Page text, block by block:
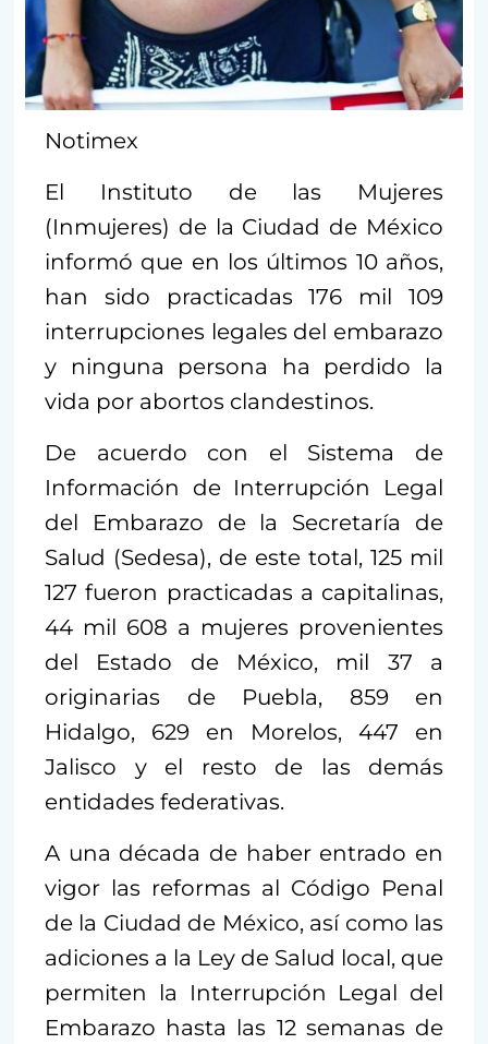
Notimex
El Instituto de las Mujeres
(Inmujeres) de la Ciudad de México
informó que en los últimos 10 años,
han sido practicadas 176 mil 109
interrupciones legales del embarazo
y ninguna persona ha perdido la
vida por abortos clandestinos.
De acuerdo con el Sistema de
Información de Interrupción Legal
del Embarazo de la Secretaría de
Salud (Sedesa), de este total, 125 mil
127 fueron practicadas a capitalinas,
44 mil 608 a mujeres provenientes
del Estado de México, mil 37 a
originarias de Puebla, 859 en
Hidalgo, 629 en Morelos, 447 en
Jalisco y el resto de las demás
entidades federativas.
A una década de haber entrado en
vigor las reformas al Código Penal
de la Ciudad de México, así como las
adiciones a la Ley de Salud local, que
permiten la Interrupción Legal del
Embarazo hasta las 12 semanas de